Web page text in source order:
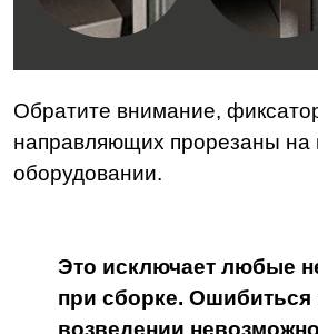
Обратите внимание,
направляющих прорезаны на
оборудовании.
Это исключает любые
при сборке. Ошибиться